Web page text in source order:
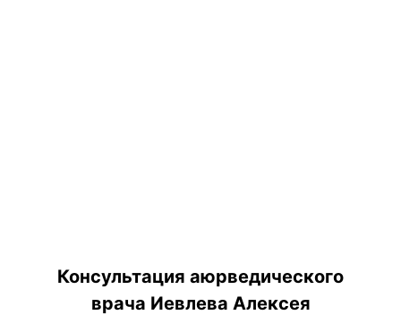
Консультация аюрведического
врача Иевлева Алексея